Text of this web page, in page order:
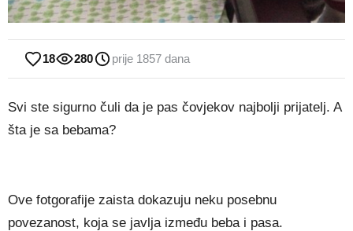
18 280 prije 1857 dana
Svi ste sigurno čuli da je pas čovjekov najbolji prijatelj. A
šta je sa bebama?
Ove fotgorafije zaista dokazuju neku posebnu
povezanost, koja se javlja između beba i pasa.